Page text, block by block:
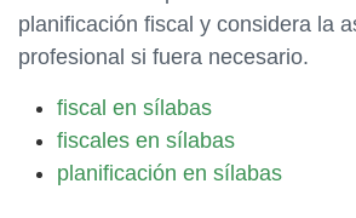
planificación fiscal y considera la
profesional si fuera necesario.
fiscal en sílabas
fiscales en sílabas
planificación en sílabas